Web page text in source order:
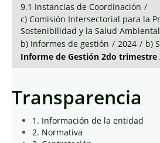
9.1 Instancias de Coordinación /
c) Comisión Intersectorial para la
Sostenibilidad y la Salud Ambiental
b) Informes de gestión / 2024 / b)
Informe de Gestión 2do trimestre
Transparencia
1. Información de la entidad
2. Normativa